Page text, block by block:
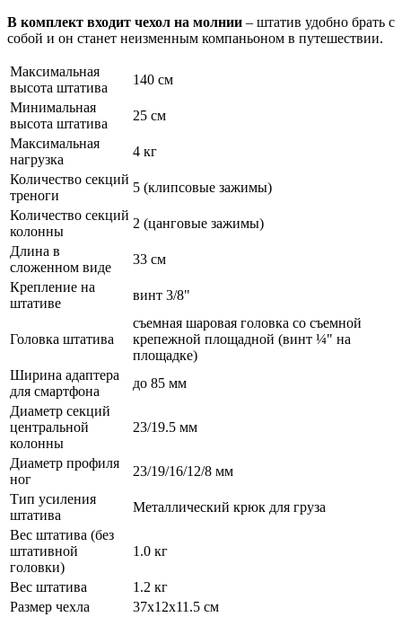
В комплект входит чехол на молнии – штатив удобно брать с
собой и он станет неизменным компаньоном в путешествии.
Максимальная
высота штатива
140 см
Минимальная
высота штатива
25 см
Максимальная
нагрузка
4 кг
Количество секций
треноги
5 (клипсовые зажимы)
Количество секций
колонны
2 (цанговые зажимы)
Длина в
сложенном виде
33 см
Крепление на
штативе
винт 3/8"
Головка штатива
съемная шаровая головка со съемной
крепежной площадной (винт ¼" на
площадке)
Ширина адаптера
для смартфона
до 85 мм
Диаметр секций
центральной
колонны
23/19.5 мм
Диаметр профиля
ног
23/19/16/12/8 мм
Тип усиления
штатива
Металлический крюк для груза
Вес штатива (без
штативной
головки)
1.0 кг
Вес штатива
1.2 кг
Размер чехла
37х12х11.5 см